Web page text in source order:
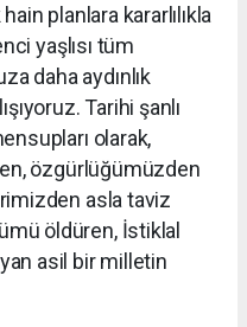
planlara kararlılıkla
yaşlısı tüm
daha aydınlık
Tarihi şanlı
olarak,
özgürlüğümüzden
asla taviz
öldüren, İstiklal
asil bir milletin